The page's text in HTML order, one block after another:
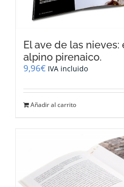
El ave de las
alpino pirenaico.
9,96€ IVA incluido
Añadir al carrito